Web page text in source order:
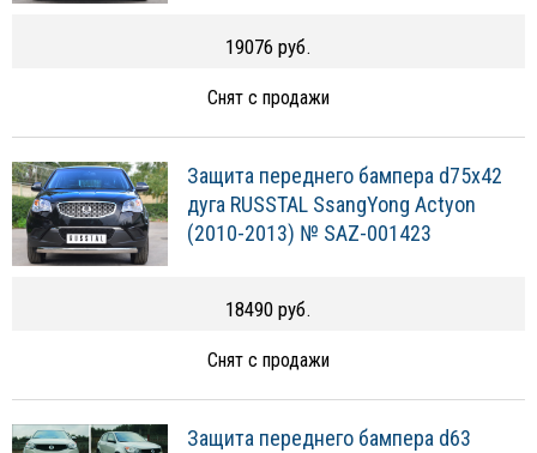
19076 руб.
Снят с продажи
Защита переднего бампера d75х42
дуга RUSSTAL SsangYong Actyon
(2010-2013) № SAZ-001423
18490 руб.
Снят с продажи
Защита переднего бампера d63